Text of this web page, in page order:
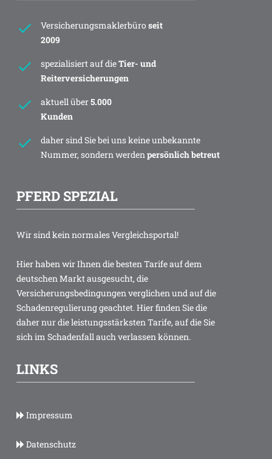
Versicherungsmaklerbüro seit
2009
spezialisiert auf dieTier- und
Reiterversicherungen
aktuell über5.000
Kunden
daher sind Sie bei uns keine unbekannte
Nummer, sondern werdenpersönlich betreut
PFERD SPEZIAL
Wir sind kein normales Vergleichsportal!
Hier haben wir Ihnen die besten Tarife auf dem
deutschen Markt ausgesucht, die
Versicherungsbedingungen verglichen und auf die
Schadenregulierung geachtet. Hier finden Sie die
daher nur die leistungsstärksten Tarife, auf die Sie
sich im Schadenfall auch verlassen können.
LINKS
Impressum
Datenschutz